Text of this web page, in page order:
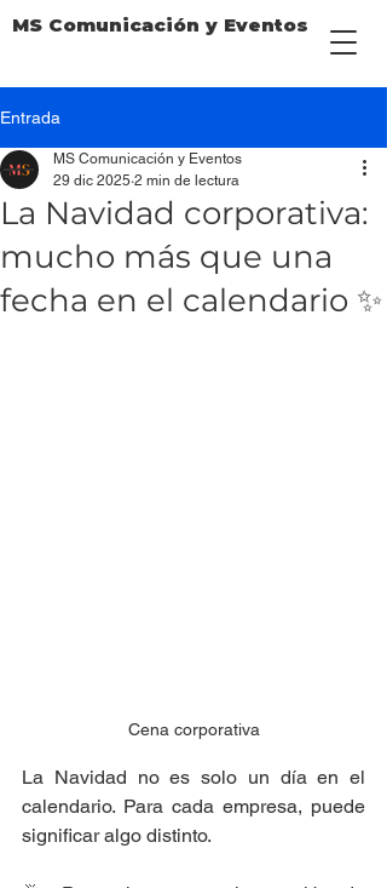
MS Comunicación y Eventos
Entrada
La Navidad corporativa:
mucho más que una
fecha en el calendario ✨
MS Comunicación y Eventos
29 dic 2025 2 min de lectura
Cena corporativa
La Navidad no es solo un día en el
calendario. Para cada empresa, puede
significar algo distinto.